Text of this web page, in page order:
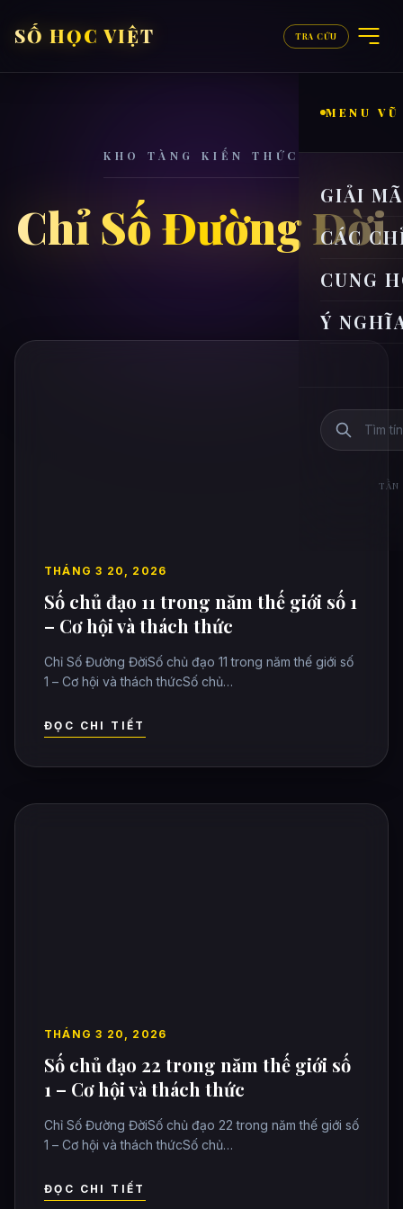
SỐ HỌC VIỆT TRA CỨU
MENU VŨ
GIẢI
CÁC
CUNG
Ý
TẦN
KHO TÀNG KIẾN THỨC
Chỉ Số Đường Đời
THÁNG 3 20, 2026
Số chủ đạo 11 trong năm thế giới số 1
– Cơ hội và thách thức
Chỉ Số Đường ĐờiSố chủ đạo 11 trong năm thế giới số
1 – Cơ hội và thách thứcSố chủ…
ĐỌC CHI TIẾT
THÁNG 3 20, 2026
Số chủ đạo 22 trong năm thế giới số
1 – Cơ hội và thách thức
Chỉ Số Đường ĐờiSố chủ đạo 22 trong năm thế giới số
1 – Cơ hội và thách thứcSố chủ…
ĐỌC CHI TIẾT